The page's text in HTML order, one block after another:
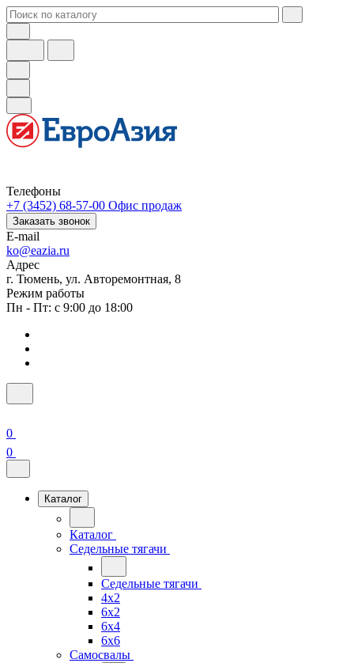
Телефоны
+7 (3452) 68-57-00 Офис продаж
Заказать звонок
E-mail
ko@eazia.ru
Адрес
г. Тюмень, ул. Авторемонтная, 8
Режим работы
Пн - Пт: с 9:00 до 18:00
0
0
Каталог
Каталог
Седельные тягачи
Седельные тягачи
4x2
6x2
6x4
6x6
Самосвалы